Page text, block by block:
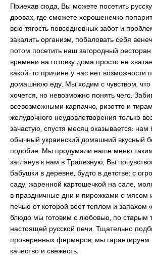
Приехав сюда, Вы можете посетить
дровах, где сможете хорошенечко
всю тягость повседневных забот и
закалить организм, побаловать себя
потом посетить наш загородный
времени на готовку дома просто не
какой-то причине у нас нет возможности
домашнюю еду. Мы ходим с чувством, что
хочется, но невозможно понять чего.
всевозможными карпаччо, ризотто и
желудочного неудовлетворения только
зачастую, спустя месяц оказывается:
обычный украинский домашний вкусный
подобие. Мы продумали наше меню
заглянув к нам в Трапезную, Вы
бабушки в деревне, будто в детстве: с
саду, жаренной картошечкой на сале,
в праздничные дни и пирожками с мясом
печью от которой веет теплом и
блюдо мы готовим с любовью, по старым
настоящей русской печи. Тщательно
проверенных фермеров, мы гарантируем
качество и свежесть.